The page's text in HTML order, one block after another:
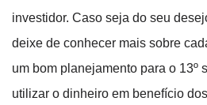
investidor. Caso seja do seu
deixe de conhecer mais sobre
um bom planejamento para o 13º
utilizar o dinheiro em benefício